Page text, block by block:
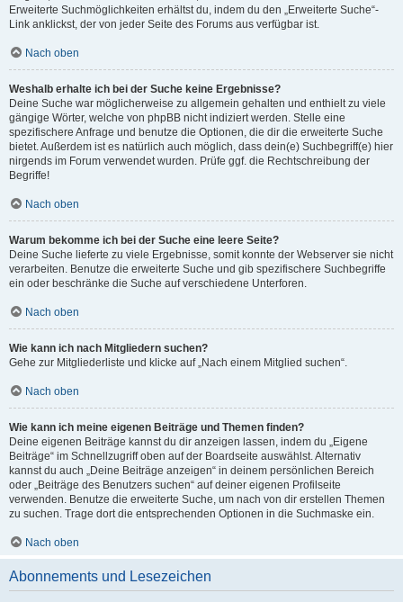
Erweiterte Suchmöglichkeiten erhältst du, indem du den „Erweiterte Suche“-
Link anklickst, der von jeder Seite des Forums aus verfügbar ist.
Nach oben
Weshalb erhalte ich bei der Suche keine Ergebnisse?
Deine Suche war möglicherweise zu allgemein gehalten und enthielt zu viele
gängige Wörter, welche von phpBB nicht indiziert werden. Stelle eine
spezifischere Anfrage und benutze die Optionen, die dir die erweiterte Suche
bietet. Außerdem ist es natürlich auch möglich, dass dein(e) Suchbegriff(e) hier
nirgends im Forum verwendet wurden. Prüfe ggf. die Rechtschreibung der
Begriffe!
Nach oben
Warum bekomme ich bei der Suche eine leere Seite?
Deine Suche lieferte zu viele Ergebnisse, somit konnte der Webserver sie nicht
verarbeiten. Benutze die erweiterte Suche und gib spezifischere Suchbegriffe
ein oder beschränke die Suche auf verschiedene Unterforen.
Nach oben
Wie kann ich nach Mitgliedern suchen?
Gehe zur Mitgliederliste und klicke auf „Nach einem Mitglied suchen“.
Nach oben
Wie kann ich meine eigenen Beiträge und Themen finden?
Deine eigenen Beiträge kannst du dir anzeigen lassen, indem du „Eigene
Beiträge“ im Schnellzugriff oben auf der Boardseite auswählst. Alternativ
kannst du auch „Deine Beiträge anzeigen“ in deinem persönlichen Bereich
oder „Beiträge des Benutzers suchen“ auf deiner eigenen Profilseite
verwenden. Benutze die erweiterte Suche, um nach von dir erstellen Themen
zu suchen. Trage dort die entsprechenden Optionen in die Suchmaske ein.
Nach oben
Abonnements und Lesezeichen